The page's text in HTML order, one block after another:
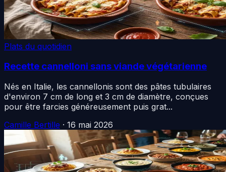
Plats du quotidien
Recette cannelloni sans viande végétarienne
Nés en Italie, les cannellonis sont des pâtes tubulaires
d'environ 7 cm de long et 3 cm de diamètre, conçues
pour être farcies généreusement puis grat...
Camille Bertille · 16 mai 2026